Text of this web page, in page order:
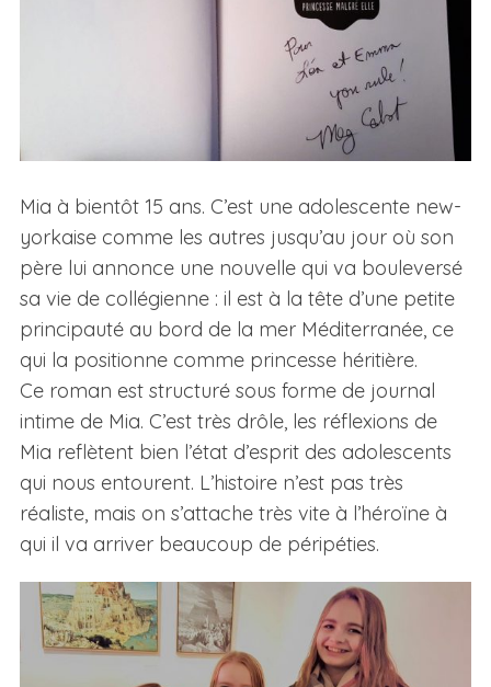
Mia à bientôt 15 ans. C’est une adolescente new-
yorkaise comme les autres jusqu’au jour où son
père lui annonce une nouvelle qui va bouleversé
sa vie de collégienne : il est à la tête d’une petite
principauté au bord de la mer Méditerranée, ce
qui la positionne comme princesse héritière.
Ce roman est structuré sous forme de journal
intime de Mia. C’est très drôle, les réflexions de
Mia reflètent bien l’état d’esprit des adolescents
qui nous entourent. L’histoire n’est pas très
réaliste, mais on s’attache très vite à l’héroïne à
qui il va arriver beaucoup de péripéties.